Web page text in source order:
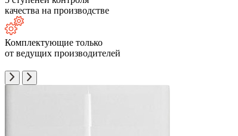
качества на производстве
Комплектующие только
от ведущих производителей